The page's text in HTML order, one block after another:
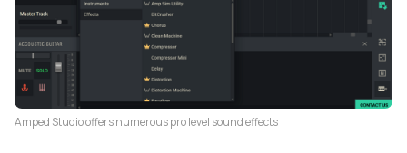
Amped Studio offers numerous pro level sound effects